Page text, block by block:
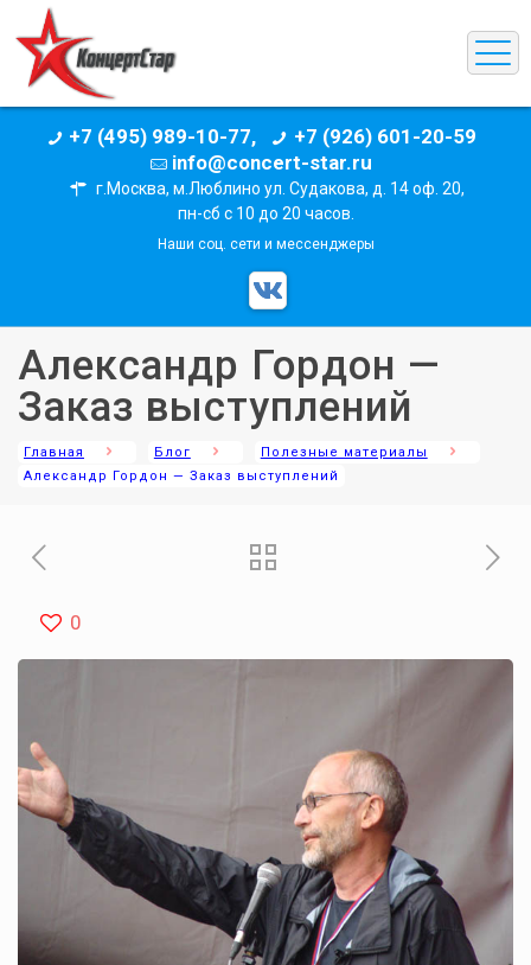
+7 (495) 989-10-77,
+7 (926) 601-20-59
info@concert-star.ru
г.Москва, м.Люблино ул. Судакова, д. 14 оф. 20,
пн-сб с 10 до 20 часов.
Наши соц. сети и мессенджеры
Александр Гордон —
Заказ выступлений
Главная Блог
Полезные материалы
Александр Гордон — Заказ выступлений
0